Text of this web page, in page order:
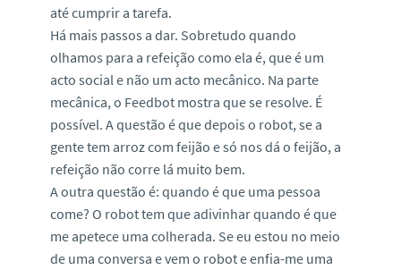
até cumprir a tarefa.
Há mais passos a dar. Sobretudo quando
olhamos para a refeição como ela é, que é um
acto social e não um acto mecânico. Na parte
mecânica, o Feedbot mostra que se resolve. É
possível. A questão é que depois o robot, se a
gente tem arroz com feijão e só nos dá o feijão, a
refeição não corre lá muito bem.
A outra questão é: quando é que uma pessoa
come? O robot tem que adivinhar quando é que
me apetece uma colherada. Se eu estou no meio
de uma conversa e vem o robot e enfia-me uma